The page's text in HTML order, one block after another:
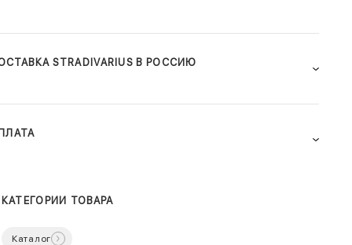
STRADIVARIUS В РОССИЮ
КАТЕГОРИИ ТОВАРА
Каталог